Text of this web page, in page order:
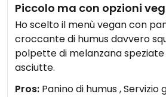
Piccolo ma con opzioni
Ho scelto il menù vegan con
croccante di humus davvero
polpette di melanzana
asciutte.
Pros: Panino di humus ,